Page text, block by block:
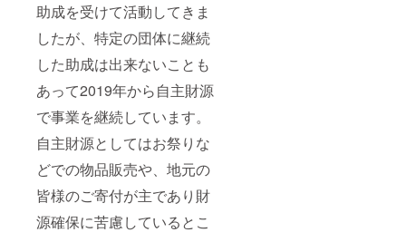
助成を受けて活動してきま
したが、特定の団体に継続
した助成は出来ないことも
あって2019年から自主財源
で事業を継続しています。
自主財源としてはお祭りな
どでの物品販売や、地元の
皆様のご寄付が主であり財
源確保に苦慮しているとこ